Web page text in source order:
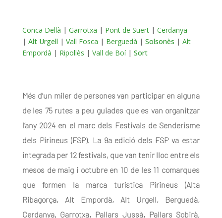
Conca Dellà | Garrotxa | Pont de Suert| Cerdanya
| Alt Urgell | Vall Fosca | Berguedà | Solsonès | Alt
Empordà | Ripollès | Vall de Boí| Sort
Més d’un miler de personesvan participar en alguna
de les 75 rutes a peu guiades que es van organitzar
l’any 2024 en el marc dels Festivals de Senderisme
dels Pirineus (FSP). La 9a edició dels FSP va estar
integrada per 12 festivals, que van tenir lloc entre els
mesos de maig i octubre en 10 de les 11 comarques
que formen la marca turística Pirineus (Alta
Ribagorça, Alt Empordà, Alt Urgell, Berguedà,
Cerdanya, Garrotxa, Pallars Jussà, Pallars Sobirà,